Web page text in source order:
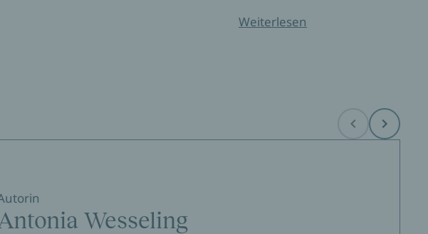
Weiterlesen
Before Next
Wesseling